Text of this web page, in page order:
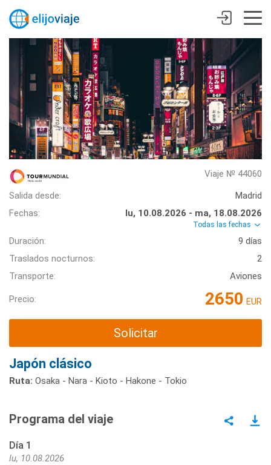
Viaje № 44060
Salida desde:
Madrid
Fechas:
lu, 10.08.2026 - ma, 18.08.2026
Todas las fechas
Duración:
9 días
Traslados nocturnos:
2
Transporte:
Aviones
Precio: 2650 EUR
Solicitar
Japón clásico
Ruta: Osaka - Nara - Kioto - Hakone - Tokio
Programa del viaje
Día 1
lu, 10.08.2026